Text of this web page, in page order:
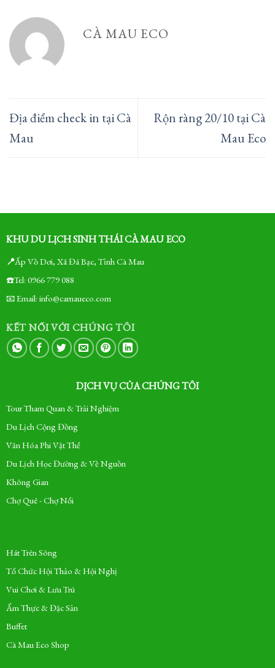
CÀ MAU ECO
Địa điểm check in tại Cà
Mau
Rộn ràng 20/10 tại Cà
Mau Eco
KHU DU LỊCH SINH THÁI CÀ MAU ECO
📍Ấp Vồ Dơi, Xã Đá Bạc, Tỉnh Cà Mau
☎️Tel: 0966 779 088
📧 Email: info@camaueco.com
KẾT NỐI VỚI CHÚNG TÔI
DỊCH VỤ CỦA CHÚNG TÔI
Tour Tham Quan & Trải Nghiệm
Du Lịch Cộng Đồng
Văn Hóa Phi Vật Thể
Du Lịch Học Đường & Về Nguồn
Không Gian
Chợ Quê - Chợ Nổi
Hát Trên Sông
Tổ Chức Hội Thảo & Hội Nghị
Vui Chơi & Lưu Trú
Ẩm Thực & Đặc Sản
Buffet
Cà Mau Eco Shop